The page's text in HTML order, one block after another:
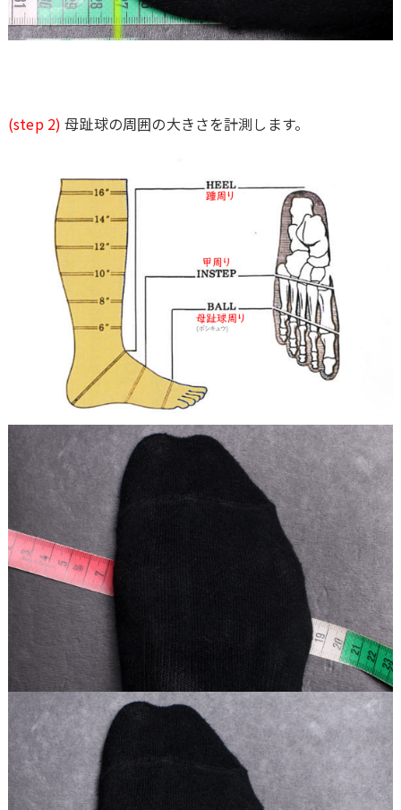
(step 2) 母趾球の周囲の大きさを計測します。